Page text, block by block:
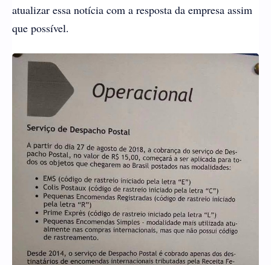
atualizar essa notícia com a resposta da empresa assim
que possível.